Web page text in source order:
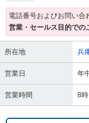
電話番号およびお問い合
営業・セールス目的での
所在地 兵
営業日 年
営業時間 8